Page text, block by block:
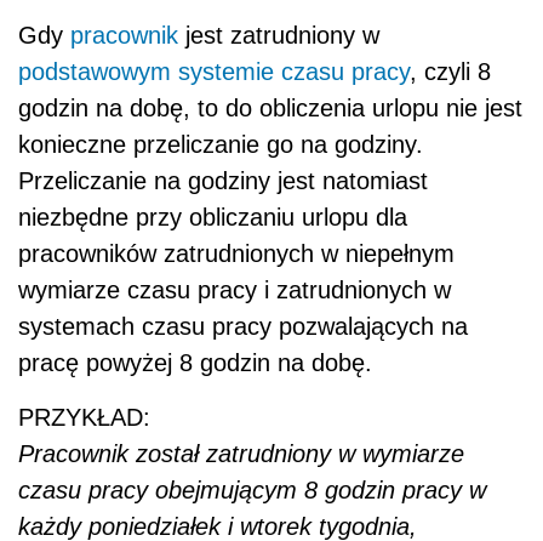
Gdy pracownik jest zatrudniony w
podstawowym systemie czasu pracy, czyli 8
godzin na dobę, to do obliczenia urlopu nie jest
konieczne przeliczanie go na godziny.
Przeliczanie na godziny jest natomiast
niezbędne przy obliczaniu urlopu dla
pracowników zatrudnionych w niepełnym
wymiarze czasu pracy i zatrudnionych w
systemach czasu pracy pozwalających na
pracę powyżej 8 godzin na dobę.
PRZYKŁAD:
Pracownik został zatrudniony w wymiarze
czasu pracy obejmującym 8 godzin pracy w
każdy poniedziałek i wtorek tygodnia,